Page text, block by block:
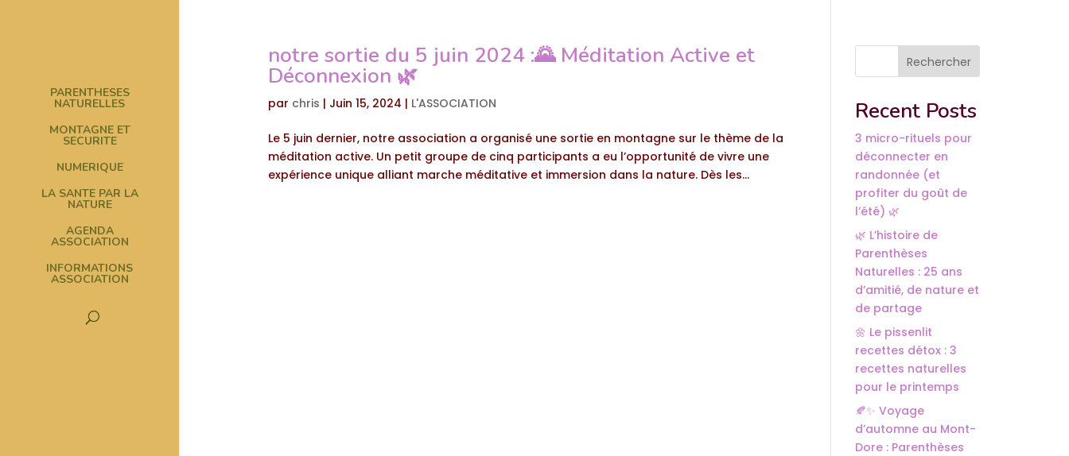
PARENTHESES
NATURELLES
MONTAGNE ET
SECURITE
NUMERIQUE
LA SANTE PAR LA
NATURE
AGENDA
ASSOCIATION
INFORMATIONS
ASSOCIATION
notre sortie du 5 juin 2024 :🌄 Méditation Active et
Déconnexion 🌿
par chris | Juin 15, 2024 | L'ASSOCIATION
Le 5 juin dernier, notre association a organisé une sortie en montagne sur le thème de la
méditation active. Un petit groupe de cinq participants a eu l’opportunité de vivre une
expérience unique alliant marche méditative et immersion dans la nature. Dès les...
Rechercher
Recent Posts
3 micro-rituels pour
déconnecter en
randonnée (et
profiter du goût de
l’été) 🌿
🌿 L’histoire de
Parenthèses
Naturelles : 25 ans
d’amitié, de nature et
de partage
🌼 Le pissenlit
recettes détox : 3
recettes naturelles
pour le printemps
🍂✨ Voyage
d’automne au Mont-
Dore : Parenthèses